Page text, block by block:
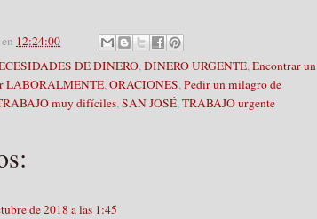
en 12:24:00
DE DINERO,DINERO URGENTE,Encontrar un
LABORALMENTE,ORACIONES,Pedir un milagro de
muy difíciles,SAN JOSÉ,TRABAJO urgente
de 2018 a las 1:45